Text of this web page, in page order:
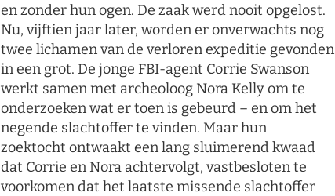
en zonder hun ogen. De zaak werd nooit opgelost.
Nu, vijftien jaar later, worden er onverwachts nog
twee lichamen van de verloren expeditie gevonden
in een grot. De jonge FBI-agent Corrie Swanson
werkt samen met archeoloog Nora Kelly om te
onderzoeken wat er toen is gebeurd – en om het
negende slachtoffer te vinden. Maar hun
zoektocht ontwaakt een lang sluimerend kwaad
dat Corrie en Nora achtervolgt, vastbesloten te
voorkomen dat het laatste missende slachtoffer